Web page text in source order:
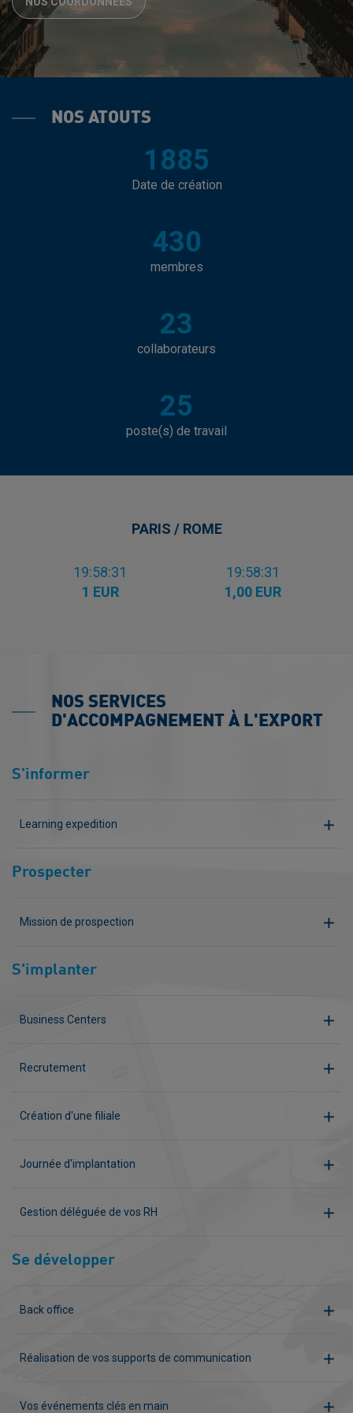
NOS ATOUTS
1885
Date de création
430
membres
23
collaborateurs
25
poste(s) de travail
PARIS / ROME
19:58:31
1 EUR
19:58:31
1,00 EUR
NOS SERVICES
D'ACCOMPAGNEMENT À L'EXPORT
S'informer
Learning expedition
Prospecter
Mission de prospection
S'implanter
Business Centers
Recrutement
Création d'une filiale
Journée d'implantation
Gestion déléguée de vos RH
Se développer
Back office
Réalisation de vos supports de communication
Vos événements clés en main